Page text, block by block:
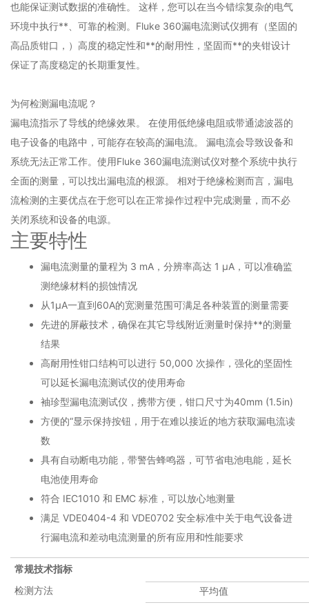
也能保证测试数据的准确性。 这样，您可以在当今错综复杂的电气
环境中执行**、可靠的检测。Fluke 360漏电流测试仪拥有（坚固的
高品质钳口，）高度的稳定性和**的耐用性，坚固而**的夹钳设计
保证了高度稳定的长期重复性。
为何检测漏电流呢？
漏电流指示了导线的绝缘效果。 在使用低绝缘电阻或带通滤波器的
电子设备的电路中，可能存在较高的漏电流。 漏电流会导致设备和
系统无法正常工作。使用Fluke 360漏电流测试仪对整个系统中执行
全面的测量，可以找出漏电流的根源。 相对于绝缘检测而言，漏电
流检测的主要优点在于您可以在正常操作过程中完成测量，而不必
关闭系统和设备的电源。
主要特性
漏电流测量的量程为 3 mA，分辨率高达 1 µA，可以准确监
测绝缘材料的损蚀情况
从1μA一直到60A的宽测量范围可满足各种装置的测量需要
先进的屏蔽技术，确保在其它导线附近测量时保持**的测量
结果
高耐用性钳口结构可以进行 50,000 次操作，强化的坚固性
可以延长漏电流测试仪的使用寿命
袖珍型漏电流测试仪，携带方便，钳口尺寸为40mm (1.5in)
方便的“显示保持按钮，用于在难以接近的地方获取漏电流读
数
具有自动断电功能，带警告蜂鸣器，可节省电池电能，延长
电池使用寿命
符合 IEC1010 和 EMC 标准，可以放心地测量
满足 VDE0404-4 和 VDE0702 安全标准中关于电气设备进
行漏电流和差动电流测量的所有应用和性能要求
常规技术指标
检测方法
平均值